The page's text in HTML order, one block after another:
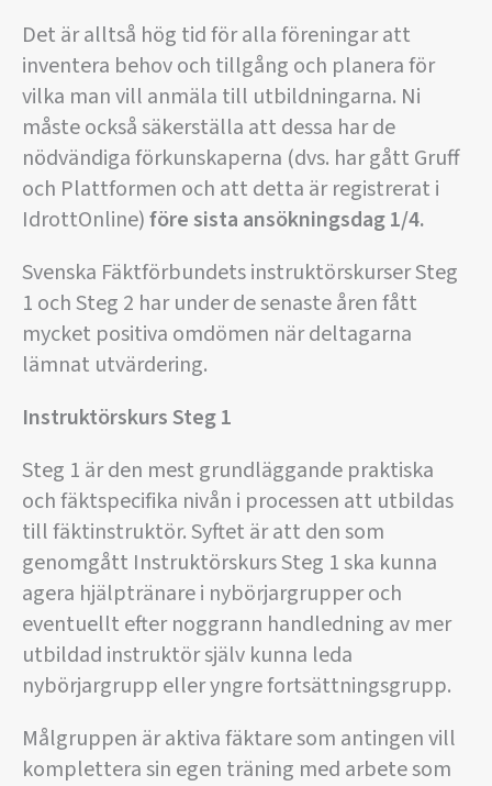
Det är alltså hög tid för alla föreningar att
inventera behov och tillgång och planera för
vilka man vill anmäla till utbildningarna. Ni
måste också säkerställa att dessa har de
nödvändiga förkunskaperna (dvs. har gått Gruff
och Plattformen och att detta är registrerat i
IdrottOnline)före sista ansökningsdag 1/4.
Svenska Fäktförbundets instruktörskurser Steg
1 och Steg 2 har under de senaste åren fått
mycket positiva omdömen när deltagarna
lämnat utvärdering.
Instruktörskurs Steg 1
Steg 1 är den mest grundläggande praktiska
och fäktspecifika nivån i processen att utbildas
till fäktinstruktör. Syftet är att den som
genomgått Instruktörskurs Steg 1 ska kunna
agera hjälptränare i nybörjargrupper och
eventuellt efter noggrann handledning av mer
utbildad instruktör själv kunna leda
nybörjargrupp eller yngre fortsättningsgrupp.
Målgruppen är aktiva fäktare som antingen vill
komplettera sin egen träning med arbete som